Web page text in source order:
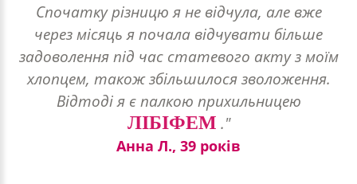
Спочатку різницю я не відчула, але вже
через місяць я почала відчувати більше
задоволення під час статевого акту з моїм
хлопцем, також збільшилося зволоження.
Відтоді я є палкою прихильницею
ЛІБІФЕМ ."
Анна Л., 39 років